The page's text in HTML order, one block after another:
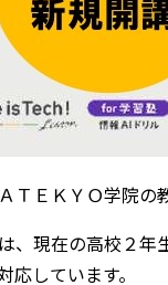
ＴＥＫＹＯ学院
、現在の高校２
応しています。